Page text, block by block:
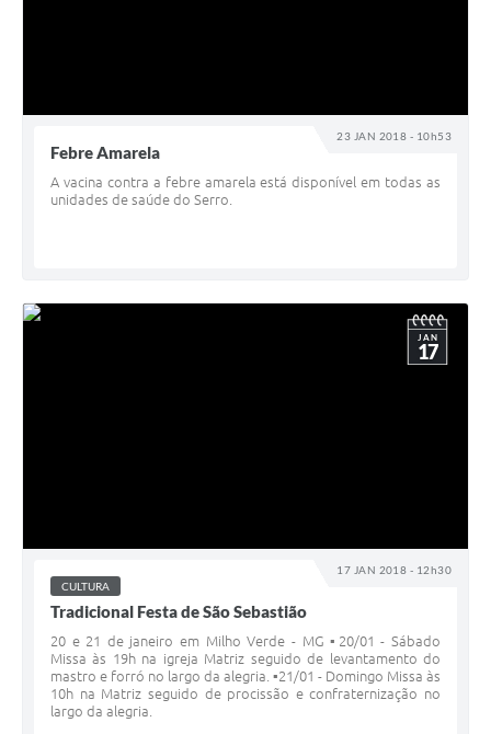
23 JAN 2018 - 10h53
Febre Amarela
A vacina contra a febre amarela está disponível em todas as
unidades de saúde do Serro.
17 JAN 2018 - 12h30
JAN
17
CULTURA
Tradicional Festa de São Sebastião
20 e 21 de janeiro em Milho Verde - MG ▪️20/01 - Sábado
Missa às 19h na igreja Matriz seguido de levantamento do
mastro e forró no largo da alegria. ▪️21/01 - Domingo Missa às
10h na Matriz seguido de procissão e confraternização no
largo da alegria.